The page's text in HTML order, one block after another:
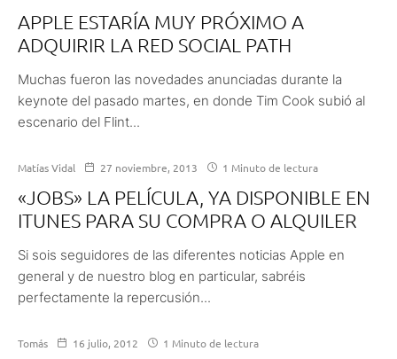
APPLE ESTARÍA MUY PRÓXIMO A
ADQUIRIR LA RED SOCIAL PATH
Muchas fueron las novedades anunciadas durante la
keynote del pasado martes, en donde Tim Cook subió al
escenario del Flint...
Matías Vidal 27 noviembre, 2013 1 Minuto de lectura
«JOBS» LA PELÍCULA, YA DISPONIBLE EN
ITUNES PARA SU COMPRA O ALQUILER
Si sois seguidores de las diferentes noticias Apple en
general y de nuestro blog en particular, sabréis
perfectamente la repercusión...
Tomás 16 julio, 2012 1 Minuto de lectura